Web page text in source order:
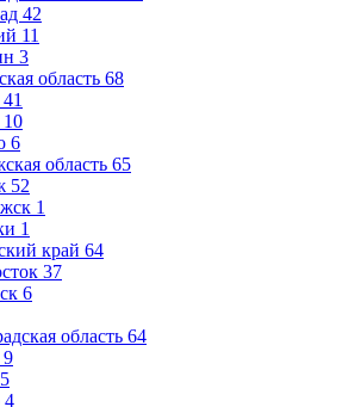
42
11
3
область 68
41
10
6
область 65
52
1
1
край 64
37
6
область 64
9
5
4